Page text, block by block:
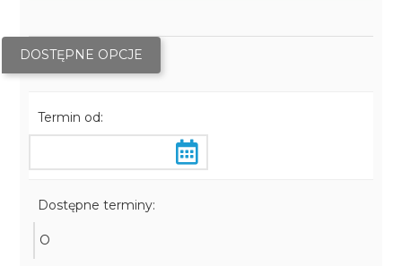
DOSTĘPNE OPCJE
Termin od:
Dostępne terminy:
O